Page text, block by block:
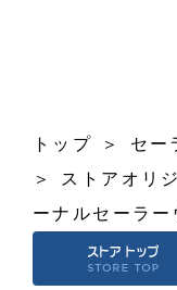
トップ
セー
ストアオリ
ーナルセーラー